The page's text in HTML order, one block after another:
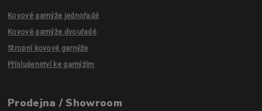
Kovové garnýže jednořadé
Kovové garnýže dvouřadé
Stropní kovové garnýže
Příslušenství ke garnýžím
Prodejna / Showroom